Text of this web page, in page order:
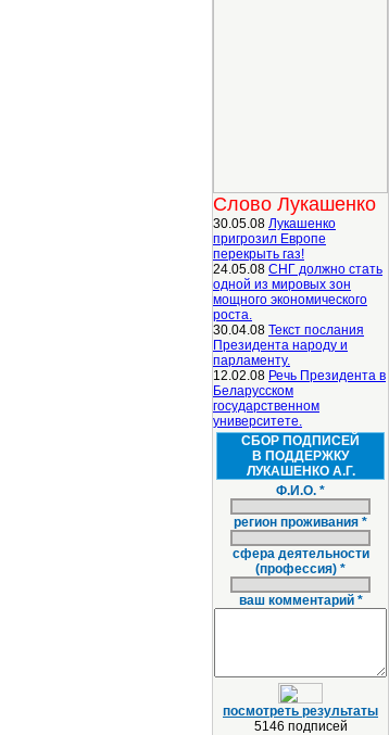
Слово Лукашенко
30.05.08 Лукашенко
пригрозил Европе
перекрыть газ!
24.05.08 СНГ должно стать
одной из мировых зон
мощного экономического
роста.
30.04.08 Текст послания
Президента народу и
парламенту.
12.02.08 Речь Президента в
Беларусском
государственном
университете.
СБОР ПОДПИСЕЙ
В ПОДДЕРЖКУ
ЛУКАШЕНКО А.Г.
Ф.И.О. *
регион проживания *
сфера деятельности
(профессия) *
ваш комментарий *
посмотреть результаты
5146 подписей